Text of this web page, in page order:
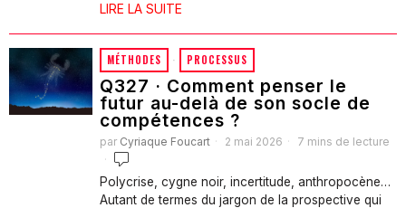
LIRE LA SUITE
MÉTHODES · PROCESSUS
Q327 · Comment penser le
futur au-delà de son socle de
compétences ?
par Cyriaque Foucart 2 mai 2026 7 mins de lecture
Polycrise, cygne noir, incertitude, anthropocène…
Autant de termes du jargon de la prospective qui